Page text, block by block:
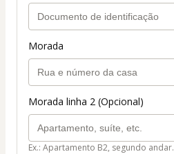
Morada
Morada linha 2 (Opcional)
Ex.: Apartamento B2, segundo andar.